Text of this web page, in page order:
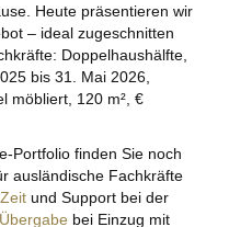
Heute präsentieren wir
– ideal zugeschnitten
Doppelhaushälfte,
bis 31. Mai 2026,
möbliert, 120 m², €
Portfolio finden Sie noch
ausländische Fachkräfte
und Support bei der
Übergabe bei Einzug mit